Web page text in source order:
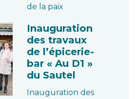
de la paix
Inauguration
des travaux
de l’épicerie-
bar « Au D1 »
du Sautel
Inauguration des